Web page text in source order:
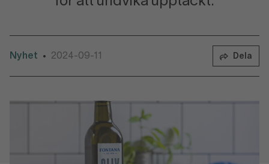
Nyhet • 2024-09-11 Dela